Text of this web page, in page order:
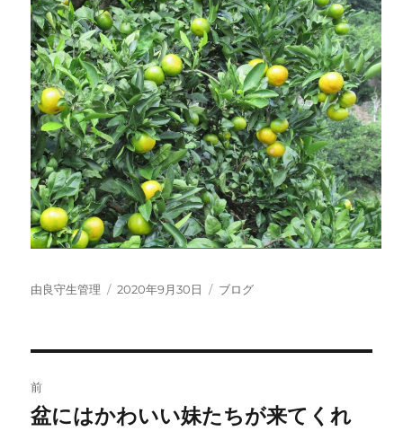
投
由良守生管理
投
2020年9月30日
カ
ブログ
稿
前
前
盆にはかわいい妹たちが来てくれ